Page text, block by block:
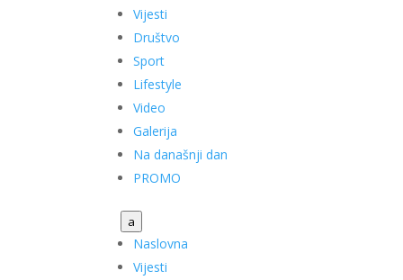
Vijesti
Društvo
Sport
Lifestyle
Video
Galerija
Na današnji dan
PROMO
a
Naslovna
Vijesti